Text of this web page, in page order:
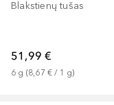
Blakstienų tušas
51,99 €
6 g (8,67 € / 1 g)